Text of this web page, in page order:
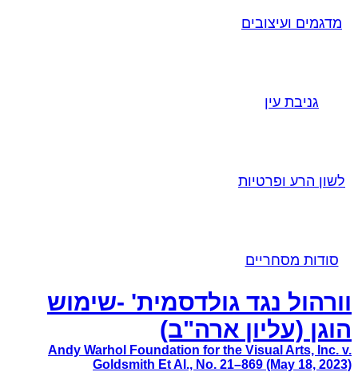
מדגמים ועיצובים
גניבת עין
לשון הרע ופרטיות
סודות מסחריים
וורהול נגד גולדסמית' -שימוש
הוגן (עליון ארה"ב)
Andy Warhol Foundation for the Visual Arts, Inc. v.
Goldsmith Et Al., No. 21–869 (May 18, 2023)